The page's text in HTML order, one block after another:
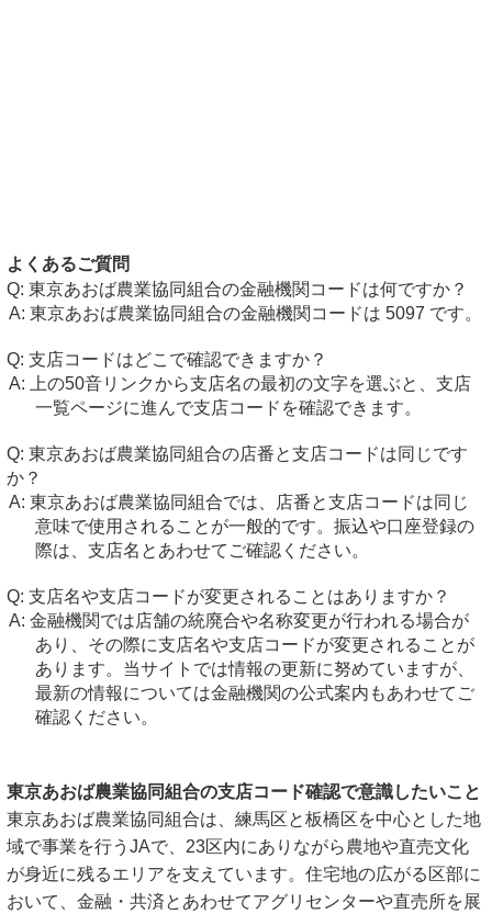
よくあるご質問
東京あおば農業協同組合の金融機関コードは何ですか？
東京あおば農業協同組合の金融機関コードは 5097 です。
支店コードはどこで確認できますか？
上の50音リンクから支店名の最初の文字を選ぶと、支店
一覧ページに進んで支店コードを確認できます。
東京あおば農業協同組合の店番と支店コードは同じです
か？
東京あおば農業協同組合では、店番と支店コードは同じ
意味で使用されることが一般的です。振込や口座登録の
際は、支店名とあわせてご確認ください。
支店名や支店コードが変更されることはありますか？
金融機関では店舗の統廃合や名称変更が行われる場合が
あり、その際に支店名や支店コードが変更されることが
あります。当サイトでは情報の更新に努めていますが、
最新の情報については金融機関の公式案内もあわせてご
確認ください。
東京あおば農業協同組合の支店コード確認で意識したいこと
東京あおば農業協同組合は、練馬区と板橋区を中心とした地
域で事業を行うJAで、23区内にありながら農地や直売文化
が身近に残るエリアを支えています。住宅地の広がる区部に
おいて、金融・共済とあわせてアグリセンターや直売所を展